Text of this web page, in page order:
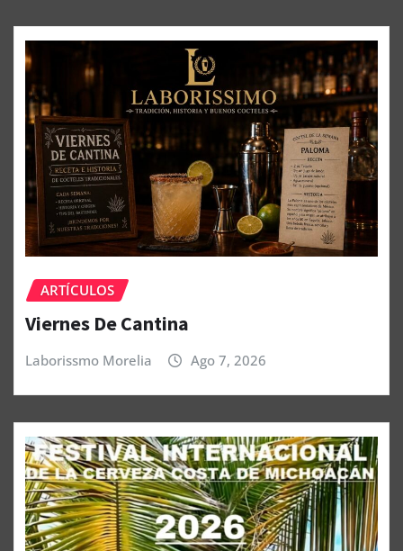
ARTÍCULOS
Viernes De Cantina
Laborissmo Morelia Ago 7, 2026